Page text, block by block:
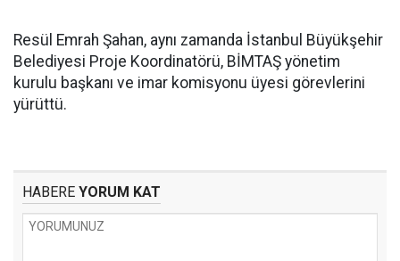
Resül Emrah Şahan, aynı zamanda İstanbul Büyükşehir
Belediyesi Proje Koordinatörü, BİMTAŞ yönetim
kurulu başkanı ve imar komisyonu üyesi görevlerini
yürüttü.
HABERE YORUM KAT